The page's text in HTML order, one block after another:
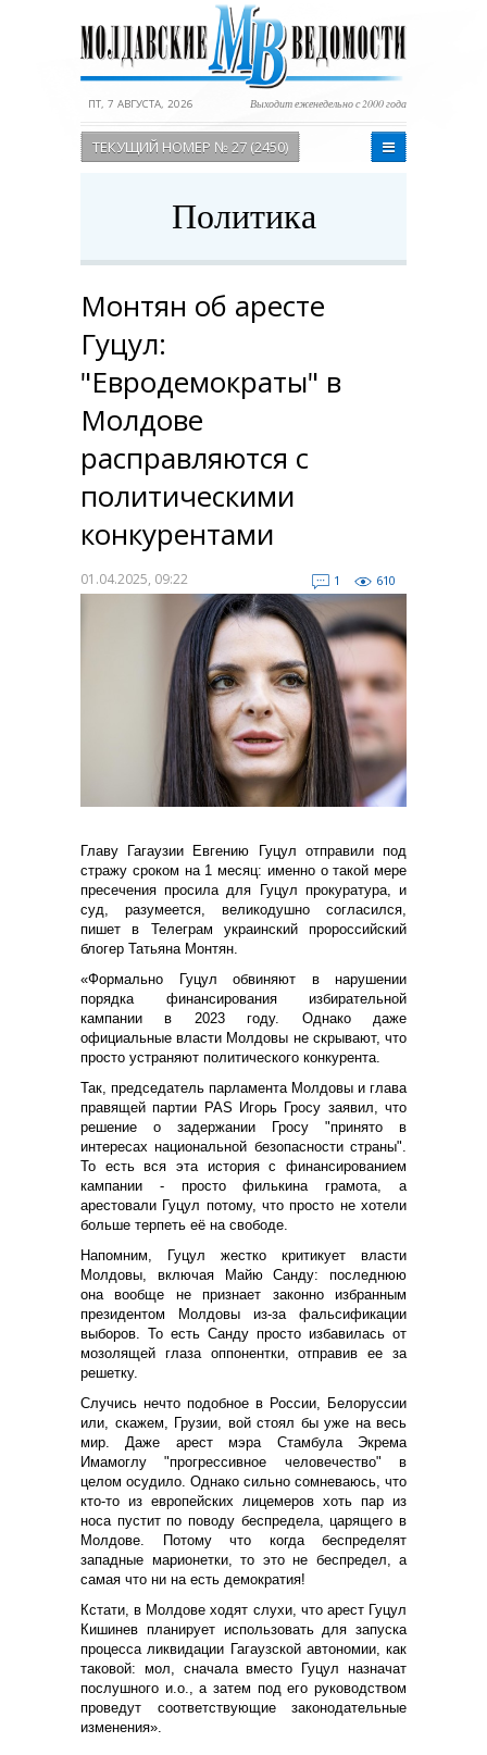
ПТ, 7 АВГУСТА, 2026 Выходит еженедельно с 2000 года
ТЕКУЩИЙ НОМЕР № 27 (2450)
Политика
Монтян об аресте
Гуцул:
"Евродемократы" в
Молдове
расправляются с
политическими
конкурентами
01.04.2025, 09:22 1 610
Главу Гагаузии Евгению Гуцул отправили под
стражу сроком на 1 месяц: именно о такой мере
пресечения просила для Гуцул прокуратура, и
суд, разумеется, великодушно согласился,
пишет в Телеграм украинский пророссийский
блогер Татьяна Монтян.
«Формально Гуцул обвиняют в нарушении
порядка финансирования избирательной
кампании в 2023 году. Однако даже
официальные власти Молдовы не скрывают, что
просто устраняют политического конкурента.
Так, председатель парламента Молдовы и глава
правящей партии PAS Игорь Гросу заявил, что
решение о задержании Гросу "принято в
интересах национальной безопасности страны".
То есть вся эта история с финансированием
кампании - просто филькина грамота, а
арестовали Гуцул потому, что просто не хотели
больше терпеть её на свободе.
Напомним, Гуцул жестко критикует власти
Молдовы, включая Майю Санду: последнюю
она вообще не признает законно избранным
президентом Молдовы из-за фальсификации
выборов. То есть Санду просто избавилась от
мозолящей глаза оппонентки, отправив ее за
решетку.
Случись нечто подобное в России, Белоруссии
или, скажем, Грузии, вой стоял бы уже на весь
мир. Даже арест мэра Стамбула Экрема
Имамоглу "прогрессивное человечество" в
целом осудило. Однако сильно сомневаюсь, что
кто-то из европейских лицемеров хоть пар из
носа пустит по поводу беспредела, царящего в
Молдове. Потому что когда беспределят
западные марионетки, то это не беспредел, а
самая что ни на есть демократия!
Кстати, в Молдове ходят слухи, что арест Гуцул
Кишинев планирует использовать для запуска
процесса ликвидации Гагаузской автономии, как
таковой: мол, сначала вместо Гуцул назначат
послушного и.о., а затем под его руководством
проведут соответствующие законодательные
изменения».